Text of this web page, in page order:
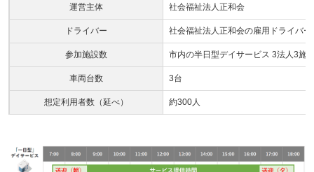
運営主体 社会福祉法人正和会
ドライバー 社会福祉法人正和会の雇用ドライバー
参加施設数 市内の半日型デイサービス 3法人3施
車両台数 3台
想定利用者数（延べ） 約300人